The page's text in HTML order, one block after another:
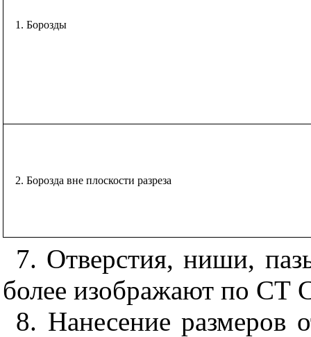
1. Борозды
2. Борозда вне плоскости разреза
7. Отверстия, ниши,
более изображают по
8. Нанесение размеров